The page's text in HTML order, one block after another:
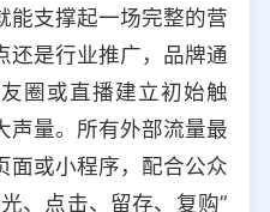
能支撑起一场完整的营
还是行业推广，品牌通
圈或直播建立初始触
声量。所有外部流量最
面或小程序，配合公众
、点击、留存、复购”